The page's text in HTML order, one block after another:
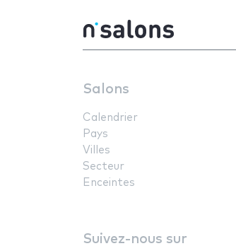
Salons
Calendrier
Pays
Villes
Secteur
Enceintes
Suivez-nous sur